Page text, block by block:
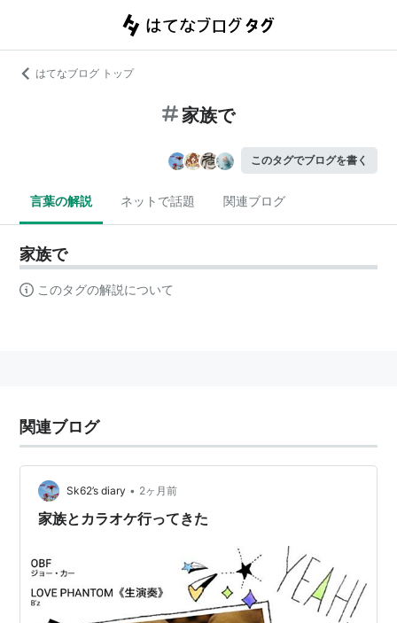
はてなブログ トップ
家族で
このタグでブログを書く
言葉の解説 ネットで話題 関連ブログ
家族で
このタグの解説について
関連ブログ
Sk62’s diary • 2ヶ月前
家族とカラオケ行ってきた